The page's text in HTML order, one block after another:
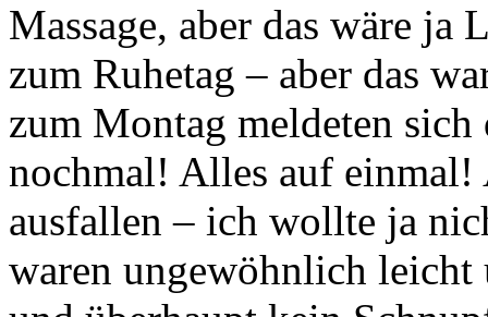
Massage, aber das wäre ja
zum Ruhetag – aber das
zum Montag meldeten
nochmal! Alles auf einmal!
ausfallen – ich wollte ja
waren ungewöhnlich leicht